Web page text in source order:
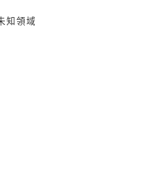
知領域